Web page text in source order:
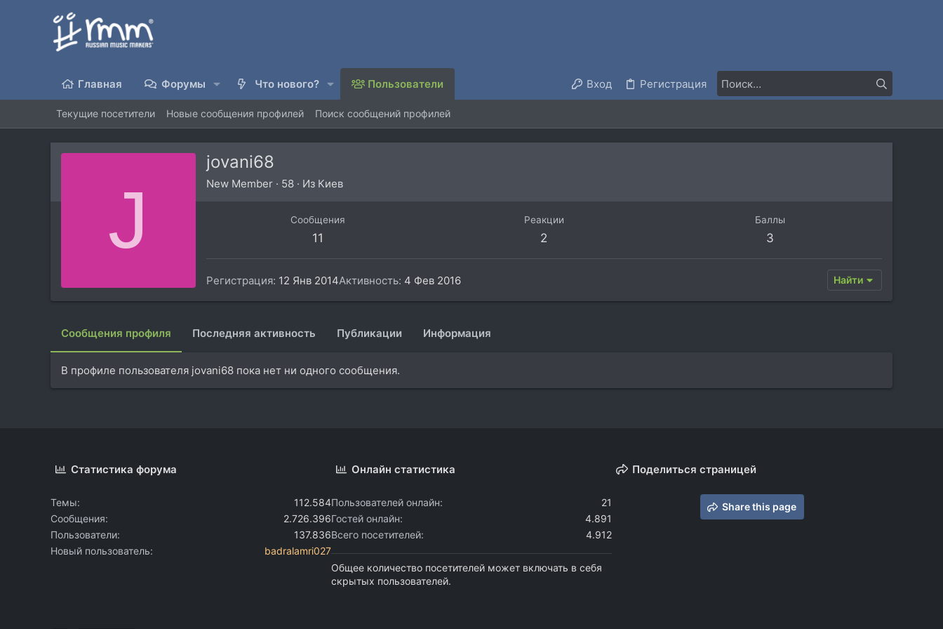
Главная Форумы Что нового? Пользователи Вход Регистрация
Текущие посетители Новые сообщения профилей Поиск сообщений профилей
J
jovani68
New Member · 58 · Из Киев
Сообщения
11
Реакции
2
Баллы
3
Регистрация 12 Янв 2014Активность 4 Фев 2016 Найти
Сообщения профиля Последняя активность Публикации Информация
В профиле пользователя jovani68 пока нет ни одного сообщения.
Статистика форума
Темы
112.584
Сообщения
2.726.396
Пользователи
137.836
Новый пользователь
badralamri027
Онлайн статистика
Пользователей онлайн
21
Гостей онлайн
4.891
Всего посетителей
4.912
Общее количество посетителей может включать в себя
скрытых пользователей.
Поделиться страницей
Share this page